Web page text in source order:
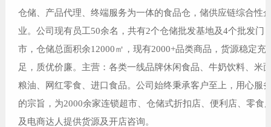
仓储、产品代理、终端服务为一体的食品仓，储供应链综合性
业。公司现有员工50余名，共有2个仓储批发基地及4个批发门
市，仓储总面积余12000㎡，现有2000+品类商品，货源稳定充
足，质优价廉。主营：各类一线品牌休闲食品、牛奶饮料、米
粮油、网红零食、进口食品。公司始终秉承客户至上，用心服
的宗旨，为2000余家连锁超市、仓储式折扣店、便利店、零食
及电商达人提供货源及开店咨询。